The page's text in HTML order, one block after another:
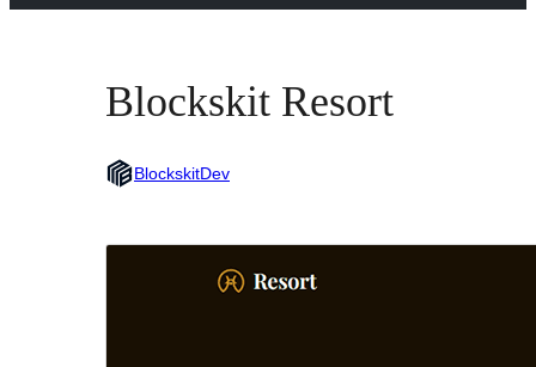
Blockskit Resort
BlockskitDev